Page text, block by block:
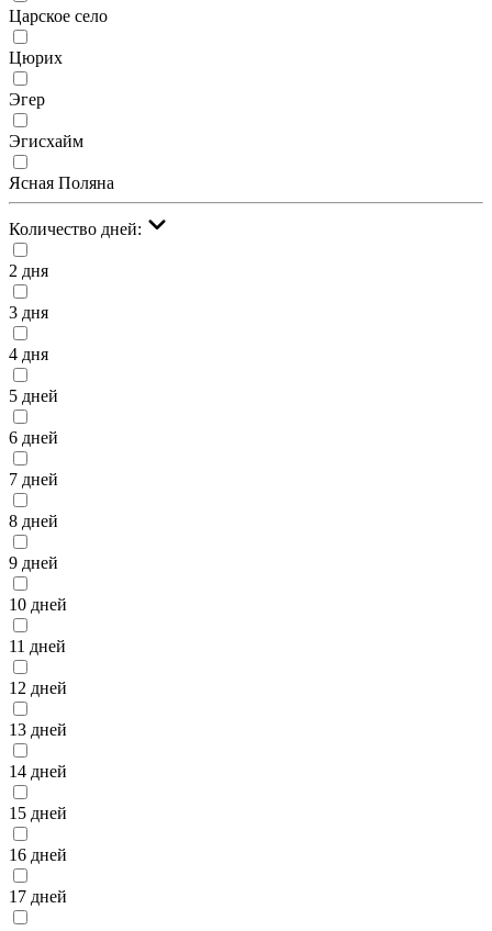
Царское село
Цюрих
Эгер
Эгисхайм
Ясная Поляна
Количество дней:
2 дня
3 дня
4 дня
5 дней
6 дней
7 дней
8 дней
9 дней
10 дней
11 дней
12 дней
13 дней
14 дней
15 дней
16 дней
17 дней